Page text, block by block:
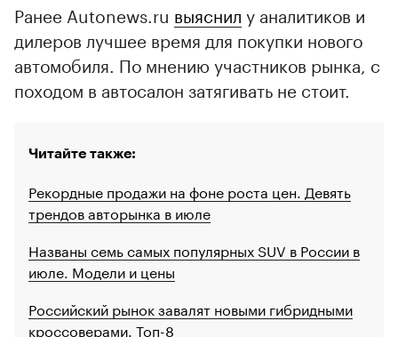
Ранее Autonews.ru выяснил у аналитиков и
дилеров лучшее время для покупки нового
автомобиля. По мнению участников рынка, с
походом в автосалон затягивать не стоит.
Читайте также:
Рекордные продажи на фоне роста цен. Девять
трендов авторынка в июле
Названы семь самых популярных SUV в России в
июле. Модели и цены
Российский рынок завалят новыми гибридными
кроссоверами. Топ-8